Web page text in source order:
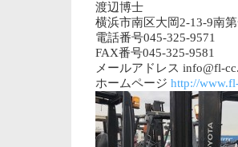
渡辺博士
横浜市南区大岡2-13-9南
電話番号045-325-9571
FAX番号045-325-9581
メールアドレス info@fl-
ホームページ http://